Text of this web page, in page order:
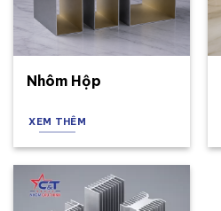
Nhôm Hộp
XEM THÊM